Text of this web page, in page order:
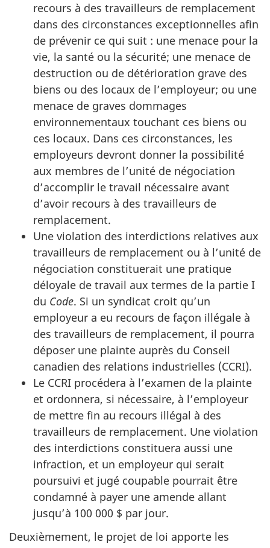
recours à des travailleurs de remplacement
dans des circonstances exceptionnelles afin
de prévenir ce qui suit : une menace pour la
vie, la santé ou la sécurité; une menace de
destruction ou de détérioration grave des
biens ou des locaux de l’employeur; ou une
menace de graves dommages
environnementaux touchant ces biens ou
ces locaux. Dans ces circonstances, les
employeurs devront donner la possibilité
aux membres de l’unité de négociation
d’accomplir le travail nécessaire avant
d’avoir recours à des travailleurs de
remplacement.
Une violation des interdictions relatives aux
travailleurs de remplacement ou à l’unité de
négociation constituerait une pratique
déloyale de travail aux termes de la partie I
du Code. Si un syndicat croit qu’un
employeur a eu recours de façon illégale à
des travailleurs de remplacement, il pourra
déposer une plainte auprès du Conseil
canadien des relations industrielles (CCRI).
Le CCRI procédera à l’examen de la plainte
et ordonnera, si nécessaire, à l’employeur
de mettre fin au recours illégal à des
travailleurs de remplacement. Une violation
des interdictions constituera aussi une
infraction, et un employeur qui serait
poursuivi et jugé coupable pourrait être
condamné à payer une amende allant
jusqu’à 100 000 $ par jour.
Deuxièmement, le projet de loi apporte les